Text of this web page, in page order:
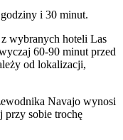
i 30 minut.
wybranych hoteli Las
60-90 minut przed
od lokalizacji,
Navajo wynosi
przy sobie trochę